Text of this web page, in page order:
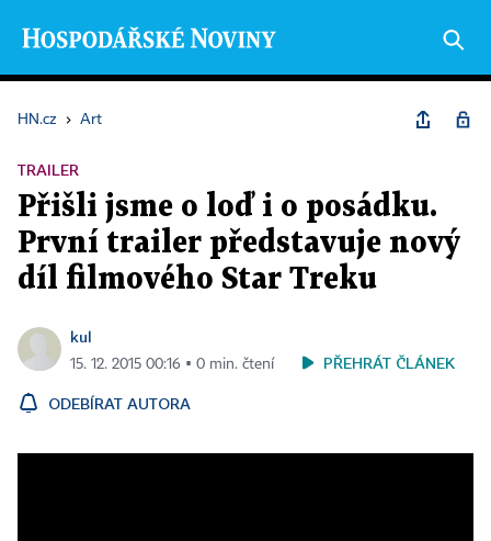
HN.cz › Art
TRAILER
Přišli jsme o loď i o posádku.
První trailer představuje nový
díl filmového Star Treku
kul
15. 12. 2015 00:16 ▪ 0 min. čtení PŘEHRÁT ČLÁNEK
ODEBÍRAT AUTORA